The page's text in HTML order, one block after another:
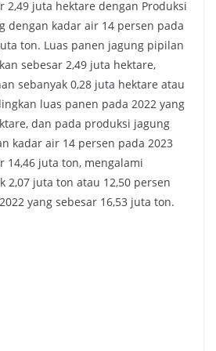
2,49 juta hektare dengan Produksi
dengan kadar air 14 persen pada
ton. Luas panen jagung pipilan
sebesar 2,49 juta hektare,
sebanyak 0,28 juta hektare atau
luas panen pada 2022 yang
dan pada produksi jagung
kadar air 14 persen pada 2023
14,46 juta ton, mengalami
2,07 juta ton atau 12,50 persen
yang sebesar 16,53 juta ton.